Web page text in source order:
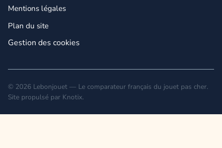
Mentions légales
Plan du site
Gestion des cookies
© 2026 Lebonjouet — Le comparateur français du jouet pas cher.
Site propulsé par Knotix.